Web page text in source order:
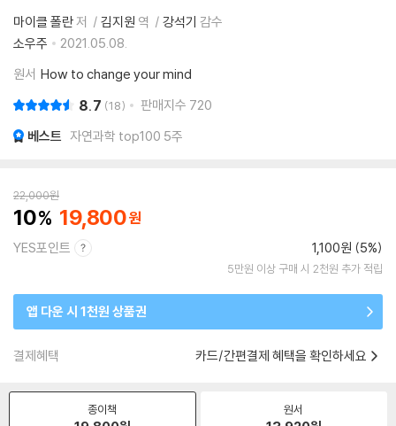
마이클 폴란저 김지원 역 강석기 감수
소우주
2021.05.08.
원서 How to change your mind
8.7 18 판매지수 720
베스트 자연과학 top100 5주
22,000원
10 19,800
YES포인트 1,100원 (5%)
5만원 이상 구매 시 2천원 추가 적립
앱 다운 시 1천원 상품권
결제혜택 카드/간편결제 혜택을 확인하세요
종이책 원서